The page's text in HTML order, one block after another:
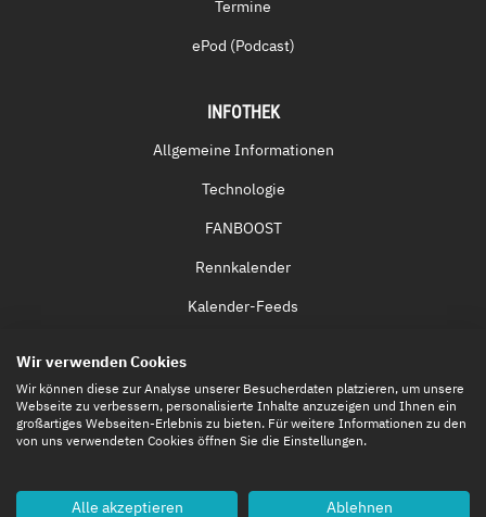
Termine
ePod (Podcast)
INFOTHEK
Allgemeine Informationen
Technologie
FANBOOST
Rennkalender
Kalender-Feeds
Eintrittskarten
Wir verwenden Cookies
Wir können diese zur Analyse unserer Besucherdaten platzieren, um unsere
Webseite zu verbessern, personalisierte Inhalte anzuzeigen und Ihnen ein
großartiges Webseiten-Erlebnis zu bieten. Für weitere Informationen zu den
von uns verwendeten Cookies öffnen Sie die Einstellungen.
Alle akzeptieren Ablehnen